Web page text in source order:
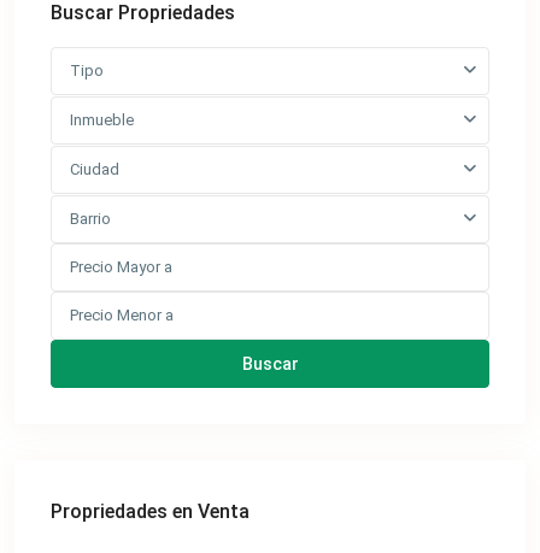
Buscar Propriedades
Tipo
Inmueble
Ciudad
Barrio
Buscar
Propriedades en Venta